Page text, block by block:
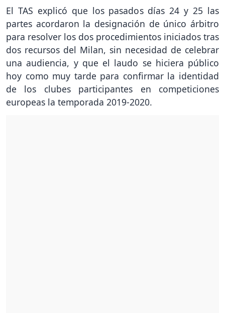
El TAS explicó que los pasados días 24 y 25 las
partes acordaron la designación de único árbitro
para resolver los dos procedimientos iniciados tras
dos recursos del Milan, sin necesidad de celebrar
una audiencia, y que el laudo se hiciera público
hoy como muy tarde para confirmar la identidad
de los clubes participantes en competiciones
europeas la temporada 2019-2020.